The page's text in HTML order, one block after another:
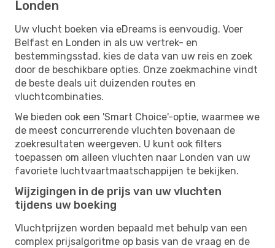
Londen
Uw vlucht boeken via eDreams is eenvoudig. Voer
Belfast en Londen in als uw vertrek- en
bestemmingsstad, kies de data van uw reis en zoek
door de beschikbare opties. Onze zoekmachine vindt
de beste deals uit duizenden routes en
vluchtcombinaties.
We bieden ook een 'Smart Choice'-optie, waarmee we
de meest concurrerende vluchten bovenaan de
zoekresultaten weergeven. U kunt ook filters
toepassen om alleen vluchten naar Londen van uw
favoriete luchtvaartmaatschappijen te bekijken.
Wijzigingen in de prijs van uw vluchten
tijdens uw boeking
Vluchtprijzen worden bepaald met behulp van een
complex prijsalgoritme op basis van de vraag en de